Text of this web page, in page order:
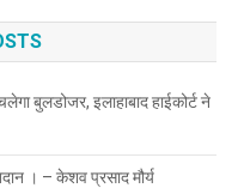
बुलडोजर, इलाहाबाद हाईकोर्ट ने
। – केशव प्रसाद मौर्य